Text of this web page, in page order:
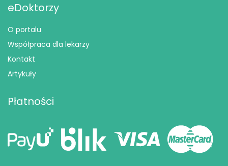
eDoktorzy
O portalu
Współpraca dla lekarzy
Kontakt
Artykuły
Płatności